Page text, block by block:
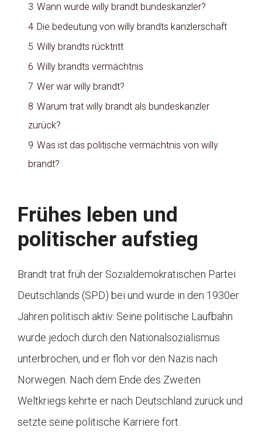
3 Wann wurde willy brandt bundeskanzler?
4 Die bedeutung von willy brandts kanzlerschaft
5 Willy brandts rücktritt
6 Willy brandts vermächtnis
7 Wer war willy brandt?
8 Warum trat willy brandt als bundeskanzler
zurück?
9 Was ist das politische vermächtnis von willy
brandt?
Frühes leben und
politischer aufstieg
Brandt trat früh der Sozialdemokratischen Partei
Deutschlands (SPD) bei und wurde in den 1930er
Jahren politisch aktiv. Seine politische Laufbahn
wurde jedoch durch den Nationalsozialismus
unterbrochen, und er floh vor den Nazis nach
Norwegen. Nach dem Ende des Zweiten
Weltkriegs kehrte er nach Deutschland zurück und
setzte seine politische Karriere fort.